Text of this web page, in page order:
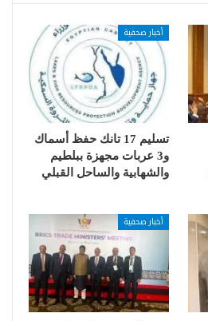
أخبار صحفية
تسليم 17 تانك حفظ أسماك
و3 عربات مجهزة ببلطيم
والشهابية والساحل القبلي
أخبار صحفية